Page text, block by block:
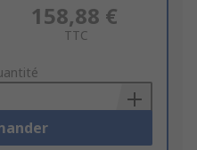
158,88 €
TTC